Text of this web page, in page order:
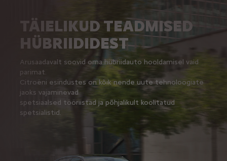
TÄIELIKUD TEADMISED
HÜBRIIDIDEST
Arusaadavalt soovid oma hübriidauto hooldamisel vaid
parimat.
Citroëni esindustes on kõik nende uute tehnoloogiate
jaoks vajaminevad
spetsiaalsed tööriistad ja põhjalikult koolitatud
spetsialistid.